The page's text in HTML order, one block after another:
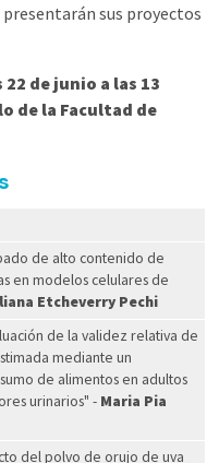
sus proyectos
22 de junio a las 13
de la Facultad de
de alto contenido de
en modelos celulares de
Etcheverry Pechi
de la validez relativa de
mediante un
de alimentos en adultos
urinarios" - Maria Pia
del polvo de orujo de uva